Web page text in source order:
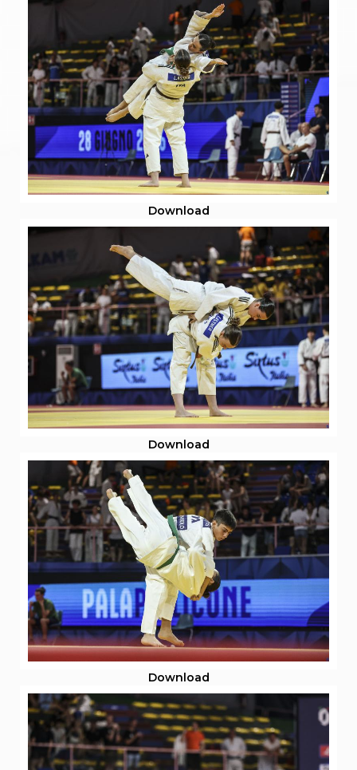
S'istrumpa
News
Calendario Attività
Difesa Personale MGA
La disciplina
News
Merchandising
Mappa del sito
Cerca
Contatti
News
Cookies Accept
Newsletter
Catalogo formativo
Corsi Monotematici
Corsi di Specializzazione
Corsi FIJLKAM-FISDIR
Corsi Preparatore Fisico
Edutraining class - Didattica infantile
Corso dirigenti sportivi
Corso Direttore di Gara
Abilitazioni
Sportello Fiscale
News
Modulistica
FAQ
Quesiti fiscali
Sostenibilità
Documenti
Download
Download
Download